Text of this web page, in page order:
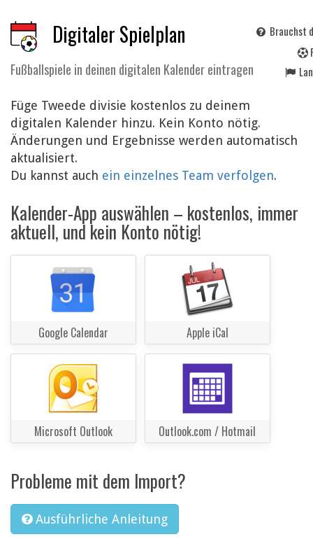
Digitaler Spielplan
Fußballspiele in deinen digitalen Kalender eintragen
Brauchst
Füge Tweede divisie kostenlos zu deinem
digitalen Kalender hinzu. Kein Konto nötig.
Änderungen und Ergebnisse werden automatisch
aktualisiert.
Du kannst auch ein einzelnes Team verfolgen.
Kalender-App auswählen – kostenlos, immer
aktuell, und kein Konto nötig!
Google Calendar Apple iCal
Microsoft Outlook Outlook.com / Hotmail
Probleme mit dem Import?
Ausführliche Anleitung